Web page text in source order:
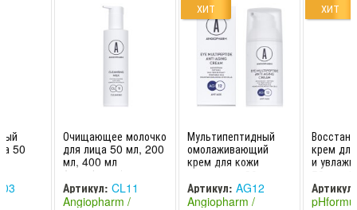
50
Очищающее молочко
для лица 50 мл, 200
мл, 400 мл
Ангиофарм /
Angiopharm
Артикул: CL11
Angiopharm /
ХИТ
Мультипептидный
омолаживающий
крем для кожи
Ангиофарм /
Angiopharm
Артикул: AG12
Angiopharm /
ХИТ
крем
и
мл
Артикул: